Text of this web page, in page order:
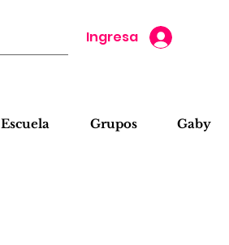
Ingresa
Escuela Grupos Gaby